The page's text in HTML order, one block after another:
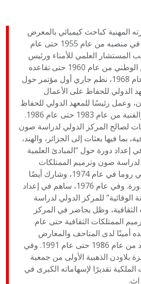
المهنية كباحث كيميائي بالمعرض
الوطني في لندن، وظل في منصبه من عام 1955 حتى عام
المستشار العلمي للأمناء ورئيس
القسم العلمي بالمعرض الوطني من عام 1960 حتى تقاعده
في عام 1985. (2) في عام 1968، نظم جاري أول مؤتمر حول
الدولي للحفاظ على الأعمال
وعمل رئيسًا للمعهد الدولي للحفاظ
على الأعمال التاريخية والفنية من عام 1983 حتى عام 1986.
لصالح المركز الدولي لدراسة صون
بما فيها بعثات إلى الجزائر، والهند،
إعداد دورة حول “المبادئ العلمية
لدراسة صون وترميم الممتلكات
الثقافية، والتي عُقدت في روما في عام 1974، وشارك أيضًا
في التدريس في هذه الدورة. وفي عام 1976، ساهم في إعداد
الوقائية” للمركز الدولي لدراسة
وظل يحاضر في المركز
الممتلكات الثقافية حتى عام
أمينًا لدى المتاحف والمعارض
الوطنية بمدينة مرزيسايد من عام 1986 حتى عام 1991. وفي
جائزة بلاودن الذهبية الأولى من جمعية
تقديرًا لإسهاماته الكبرى في